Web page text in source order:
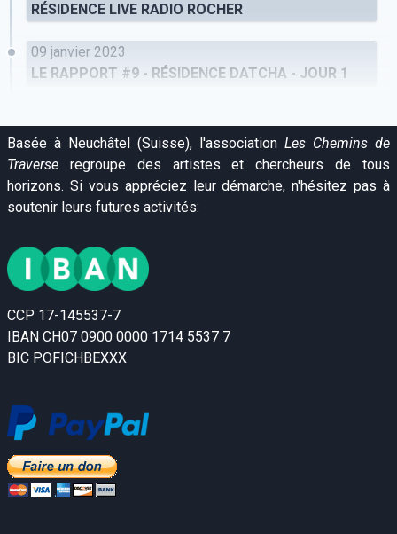
RÉSIDENCE LIVE RADIO ROCHER
09 janvier 2023
LE RAPPORT #9 - RÉSIDENCE DATCHA - JOUR 1
Basée à Neuchâtel (Suisse), l'association Les Chemins de
Traverse regroupe des artistes et chercheurs de tous
horizons. Si vous appréciez leur démarche, n'hésitez pas à
soutenir leurs futures activités:
CCP 17-145537-7
IBAN CH07 0900 0000 1714 5537 7
BIC POFICHBEXXX